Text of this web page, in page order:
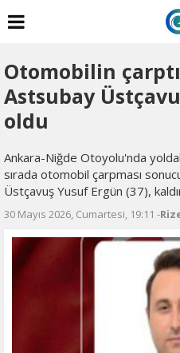
Otomobilin
Astsubay
oldu
Ankara-Niğde Otoyolu'nda
sırada otomobil çarpması
Üstçavuş Yusuf Ergün (37),
30 Mayıs 2026, Cumartesi, 19:11 -